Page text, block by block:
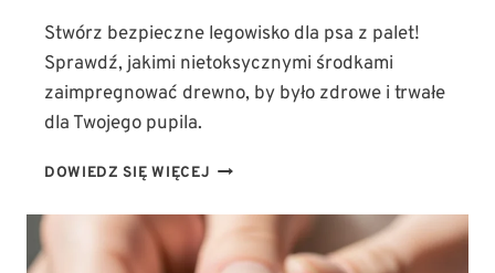
Stwórz bezpieczne legowisko dla psa z palet!
Sprawdź, jakimi nietoksycznymi środkami
zaimpregnować drewno, by było zdrowe i trwałe
dla Twojego pupila.
DOWIEDZ SIĘ WIĘCEJ NIETOKSYCZNE
DLA
PSA
Z